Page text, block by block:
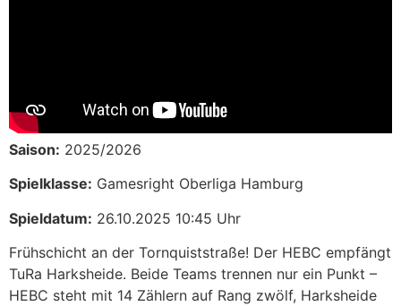
Saison: 2025/2026
Spielklasse: Gamesright Oberliga Hamburg
Spieldatum: 26.10.2025 10:45 Uhr
Frühschicht an der Tornquiststraße! Der HEBC empfängt
TuRa Harksheide. Beide Teams trennen nur ein Punkt –
HEBC steht mit 14 Zählern auf Rang zwölf, Harksheide